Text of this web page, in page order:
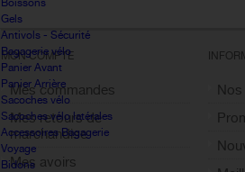
Boissons
Gels
Antivols - Sécurité
Bagagerie vélo
Panier Avant
Panier Arrière
Sacoches vélo
Sacoches vélo latérales
Accessoires Bagagerie
Voyage
Bidons
MON COMPTE
Mes commandes
Mes retours de
marchandise
Mes avoirs